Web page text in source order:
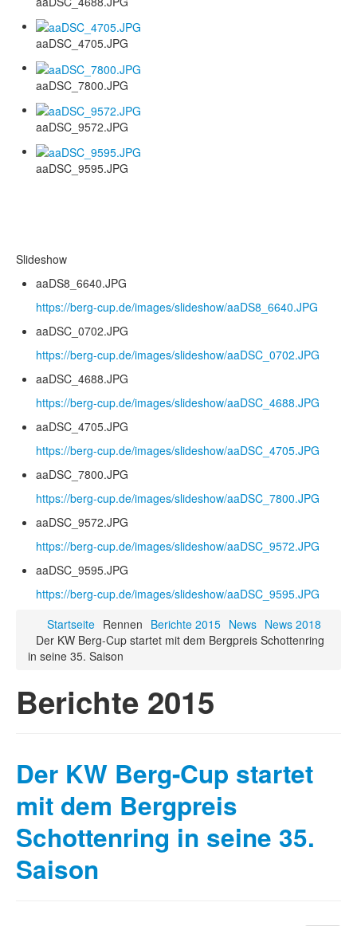
aaDSC_4705.JPG
aaDSC_7800.JPG
aaDSC_9572.JPG
aaDSC_9595.JPG
Slideshow
aaDS8_6640.JPG
https://berg-cup.de/images/slideshow/aaDS8_6640.JPG
aaDSC_0702.JPG
https://berg-cup.de/images/slideshow/aaDSC_0702.JPG
aaDSC_4688.JPG
https://berg-cup.de/images/slideshow/aaDSC_4688.JPG
aaDSC_4705.JPG
https://berg-cup.de/images/slideshow/aaDSC_4705.JPG
aaDSC_7800.JPG
https://berg-cup.de/images/slideshow/aaDSC_7800.JPG
aaDSC_9572.JPG
https://berg-cup.de/images/slideshow/aaDSC_9572.JPG
aaDSC_9595.JPG
https://berg-cup.de/images/slideshow/aaDSC_9595.JPG
Startseite Rennen Berichte 2015 News News 2018
Der KW Berg-Cup startet mit dem Bergpreis Schottenring
in seine 35. Saison
Berichte 2015
Der KW Berg-Cup startet
mit dem Bergpreis
Schottenring in seine 35.
Saison